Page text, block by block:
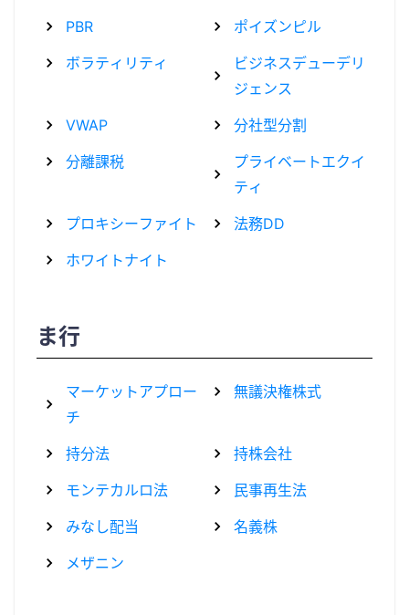
PBR
ポイズンピル
ボラティリティ
ビジネスデューデリ
ジェンス
VWAP
分社型分割
分離課税
プライベートエクイ
ティ
プロキシーファイト
法務DD
ホワイトナイト
ま行
マーケットアプロー
チ
無議決権株式
持分法
持株会社
モンテカルロ法
民事再生法
みなし配当
名義株
メザニン